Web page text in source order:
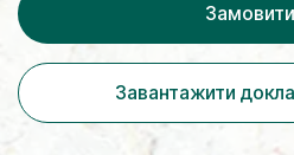
Замовити
Завантажити